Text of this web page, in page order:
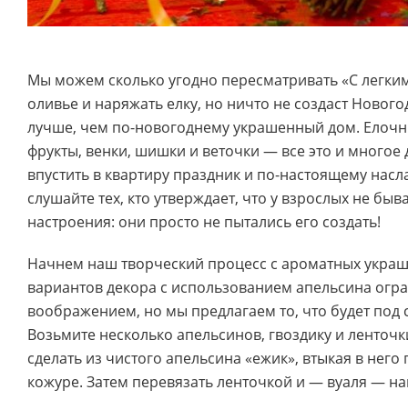
Мы можем сколько угодно пересматривать «С
оливье и наряжать елку, но ничто не создаст
лучше, чем по-новогоднему украшенный дом.
фрукты, венки, шишки и веточки — все это и многое
впустить в квартиру праздник и по-настоящему
слушайте тех, кто утверждает, что у взрослых не
настроения: они просто не пытались его создать!
Начнем наш творческий процесс с ароматных
вариантов декора с использованием апельсина
воображением, но мы предлагаем то, что будет под
Возьмите несколько апельсинов, гвоздику и
сделать из чистого апельсина «ежик», втыкая в него
кожуре. Затем перевязать ленточкой и — вуаля —